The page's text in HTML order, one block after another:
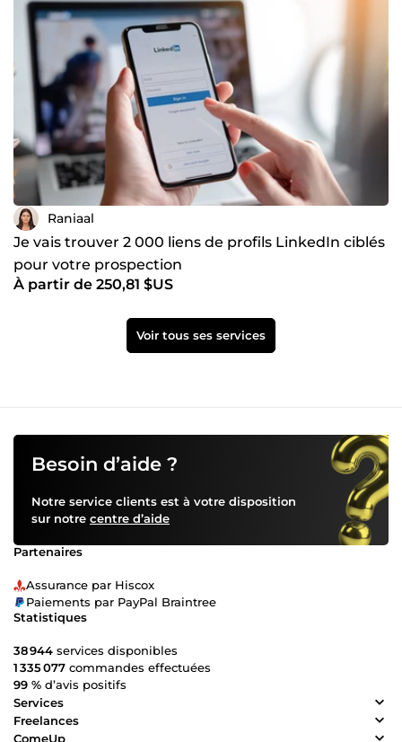
Raniaal
Je vais trouver 2 000 liens de profils LinkedIn ciblés
pour votre prospection
À partir de 250,81 $US
Voir tous ses services
Besoin d’aide ?
Notre service clients est à votre disposition
sur notre centre d’aide
Partenaires
Assurance par Hiscox
Paiements par PayPal Braintree
Statistiques
38 944 services disponibles
1 335 077 commandes effectuées
99 % d’avis positifs
Services
Freelances
ComeUp